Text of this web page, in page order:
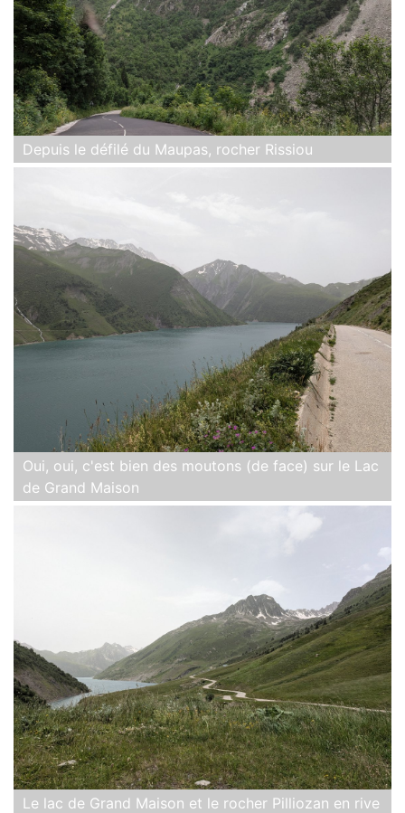
Depuis le défilé du Maupas, rocher Rissiou
Oui, oui, c'est bien des moutons (de face) sur le Lac
de Grand Maison
Le lac de Grand Maison et le rocher Pilliozan en rive